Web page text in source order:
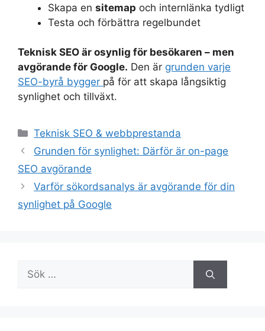
Skapa en sitemap och internlänka tydligt
Testa och förbättra regelbundet
Teknisk SEO är osynlig för besökaren – men
avgörande för Google. Den är grunden varje
SEO-byrå bygger på för att skapa långsiktig
synlighet och tillväxt.
Kategorier
Teknisk SEO & webbprestanda
Grunden för synlighet: Därför är on-page
SEO avgörande
Varför sökordsanalys är avgörande för din
synlighet på Google
Sök
efter: